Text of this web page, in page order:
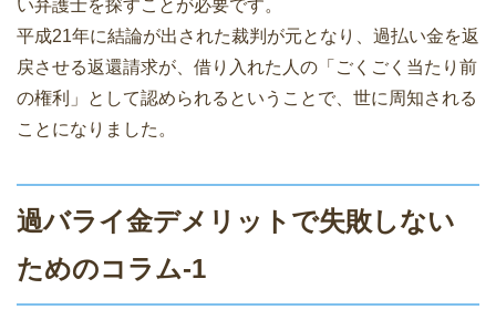
い弁護士を探すことが必要です。
平成21年に結論が出された裁判が元となり、過払い金を返
戻させる返還請求が、借り入れた人の「ごくごく当たり前
の権利」として認められるということで、世に周知される
ことになりました。
過バライ金デメリットで失敗しない
ためのコラム-1